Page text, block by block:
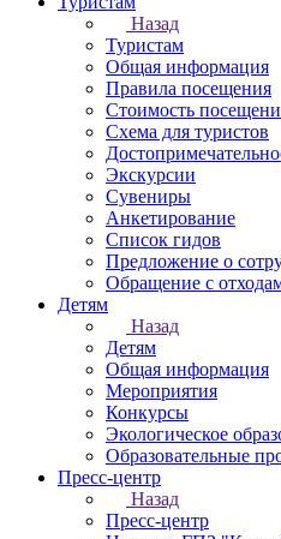
Назад
Туристам
Общая информация
Правила посещения
Стоимость
Схема для туристов
Экскурсии
Сувениры
Анкетирование
Список гидов
Предложение о
Обращение с
Детям
Назад
Детям
Общая информация
Мероприятия
Конкурсы
Экологическое
Образовательные
Пресс-центр
Назад
Пресс-центр